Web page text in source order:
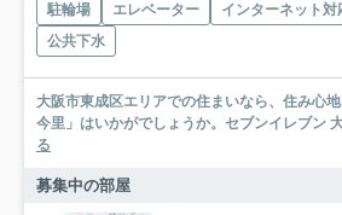
駐輪場 エレベーター インターネット対
公共下水
大阪市東成区エリアでの住まいなら、住み心
今里」はいかがでしょうか。セブンイレブン
る
募集中の部屋